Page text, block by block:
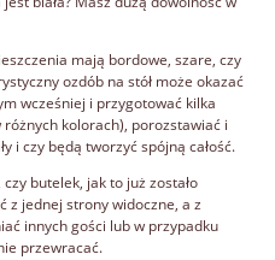
mają bordowe, szare, czy
ozdób na stół może okazać
wcześniej i przygotować kilka
kolorach), porozstawiać i
i czy będą tworzyć spójną całość.
butelek, jak to już zostało
z jednej strony widoczne, a z
innych gości lub w przypadku
przewracać.